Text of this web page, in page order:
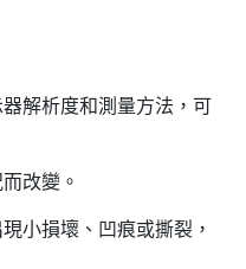
解析度和測量方法，可
改變。
小損壞、凹痕或撕裂，